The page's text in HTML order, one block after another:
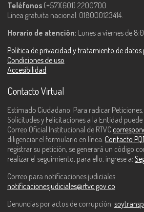
Teléfonos (+57)(601) 2200700.
Línea gratuita nacional: 018000123414.
Horario de atención: Lunes a viernes de
Política de privacidad y tratamiento de datos
Condiciones de uso
Accesibilidad
Contacto Virtual
Estimado Ciudadano: Para radicar
Solicitudes y Felicitaciones a la Entidad
Correo Oficial Institucional de RTVC
diligenciar el formulario en línea: Contacto
registrar su petición, se generará un código
realizar el seguimiento, para ello, ingrese a:
Correo para notificaciones judiciales:
notificacionesjudiciales@rtvc.gov.co
Denuncias por actos de corrupción: